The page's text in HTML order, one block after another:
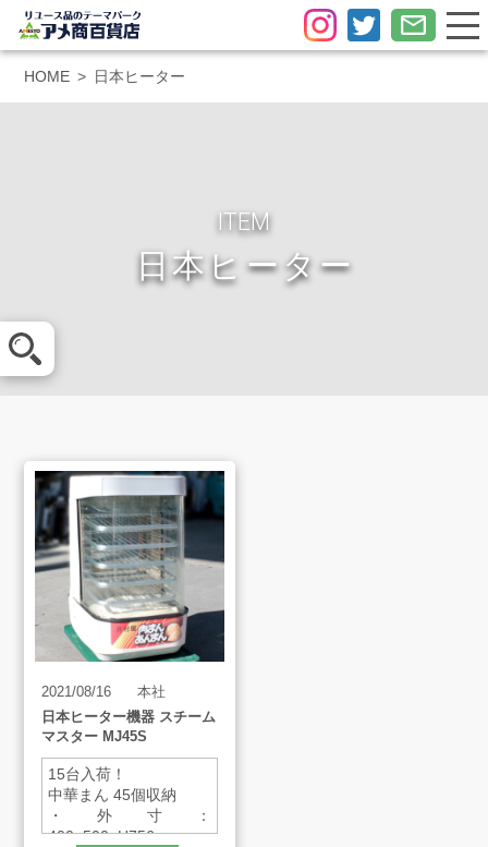
買取方法
買取アイテム
お客様の声
店舗案内
HOME 日本ヒーター
ITEM
日本ヒーター
2021/08/16
本社
日本ヒーター機器 スチーム
マスター MJ45S
15台入荷！
中華まん 45個収納
・外寸：
400×500×H756mm